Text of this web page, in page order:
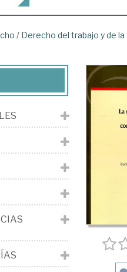
/ Derecho del trabajo y de la